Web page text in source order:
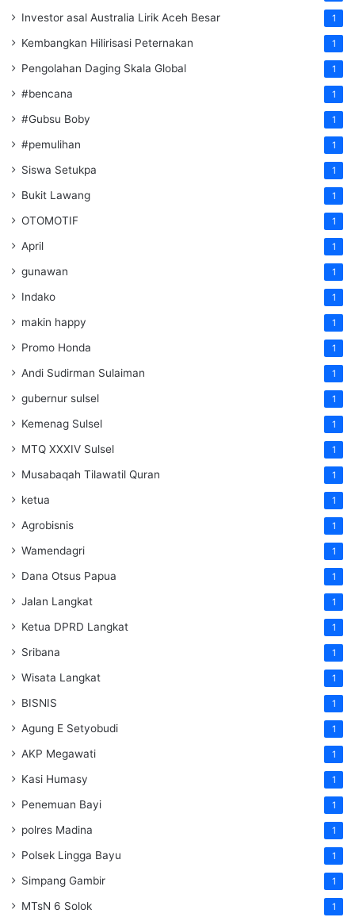
Investor asal Australia Lirik Aceh Besar 1
Kembangkan Hilirisasi Peternakan 1
Pengolahan Daging Skala Global 1
#bencana 1
#Gubsu Boby 1
#pemulihan 1
Siswa Setukpa 1
Bukit Lawang 1
OTOMOTIF 1
April 1
gunawan 1
Indako 1
makin happy 1
Promo Honda 1
Andi Sudirman Sulaiman 1
gubernur sulsel 1
Kemenag Sulsel 1
MTQ XXXIV Sulsel 1
Musabaqah Tilawatil Quran 1
ketua 1
Agrobisnis 1
Wamendagri 1
Dana Otsus Papua 1
Jalan Langkat 1
Ketua DPRD Langkat 1
Sribana 1
Wisata Langkat 1
BISNIS 1
Agung E Setyobudi 1
AKP Megawati 1
Kasi Humasy 1
Penemuan Bayi 1
polres Madina 1
Polsek Lingga Bayu 1
Simpang Gambir 1
MTsN 6 Solok 1